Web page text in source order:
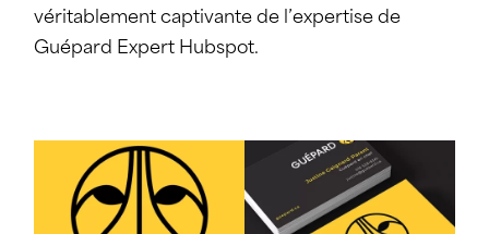
véritablement captivante de l’expertise de
Guépard Expert Hubspot.